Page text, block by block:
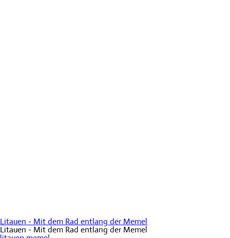
Litauen - Mit dem Rad entlang der Memel
Litauen - Mit dem Rad entlang der Memel